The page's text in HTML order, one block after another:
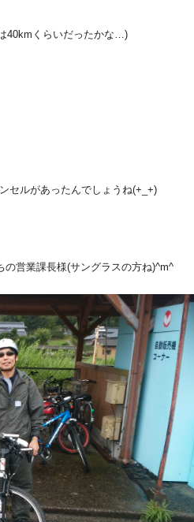
40kmくらいだったかな…)
セルがあったんでしょうね(+_+)
の営業課長様(サングラスの方ね)^m^